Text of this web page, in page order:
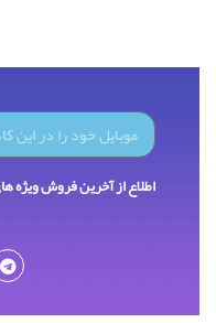
اطلاع از آخرین فروش ویژه